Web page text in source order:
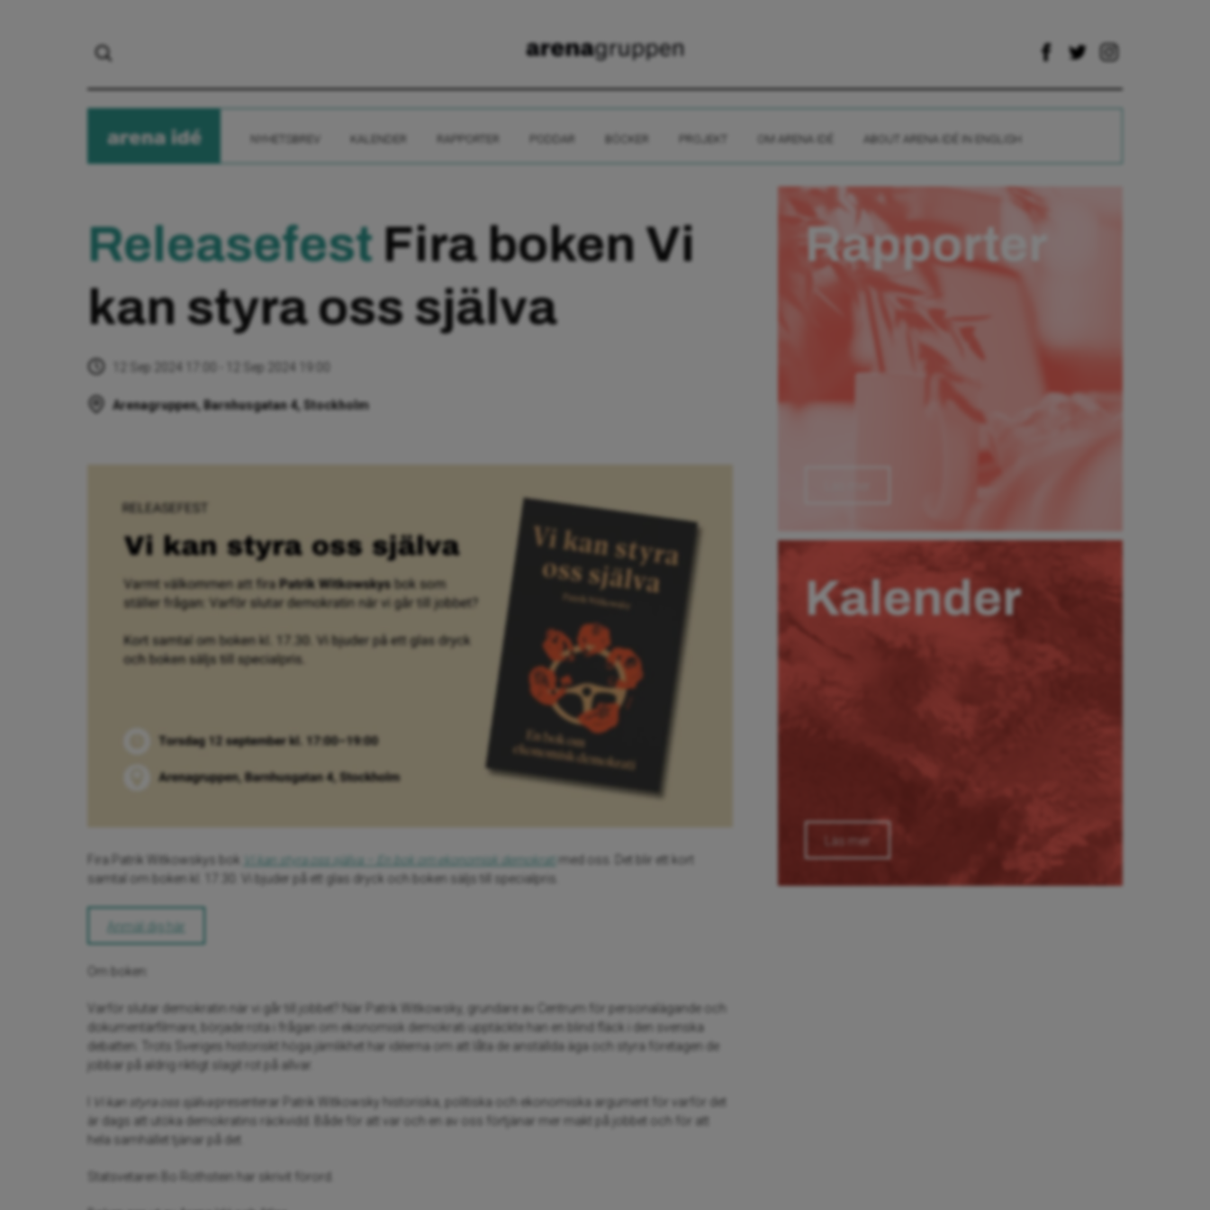
arenaide KALENDER RAPPORTER BÖCKER PROJEKT OM ARENA IDÉ ABOUT ARENA IDÉ IN ENGLISH
Releasefest Fira boken Vi
kan styra oss själva
12 Sep 2024 17:00 - 12 Sep 2024 19:00
Arenagruppen, Barnhusgatan 4, Stockholm
Fira Patrik Witkowskys bok Vi kan styra oss själva – En bok om ekonomisk demokrati med oss. Det blir ett k
ort
samtal om boken kl. 17.30. Vi bjuder på ett glas dryck och boken säljs till specialpris.
Anmäl dig här
Om boken:
Varför slutar demokratin när vi går till jobbet? När Patrik Witkowsky, grundare av Centrum för personalägande och
dokumentärfilmare, började rota i frågan om ekonomisk demokrati upptäckte han en blind fläck i den svenska
debatten. Trots Sveriges historiskt höga jämlikhet har idéerna om att låta de anställda äga och styra företagen de
jobbar på aldrig riktigt slagit rot på allvar.
Vi kan styra oss självapresenterar Patrik Witkowsky historiska, politiska och ekonomiska argument för varför det
är dags att utöka demokratins räckvidd. Både för att var och en av oss förtjänar mer makt på jobbet och för att
hela samhället tjänar på det.
Statsvetaren Bo Rothstein har skrivit förord.
Rapporter
Kalender
Läs mer